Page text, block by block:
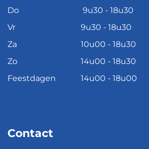
Do
9u30 - 18u30
Vr
9u30 - 18u30
Za
10u00 - 18u30
Zo
14u00 - 18u30
Feestdagen
14u00 - 18u00
Contact